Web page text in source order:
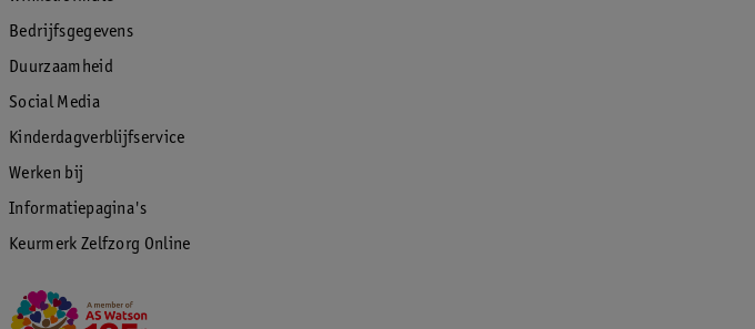
Bedrijfsgegevens
Duurzaamheid
Social Media
Kinderdagverblijfservice
Werken bij
Informatiepagina's
Keurmerk Zelfzorg Online